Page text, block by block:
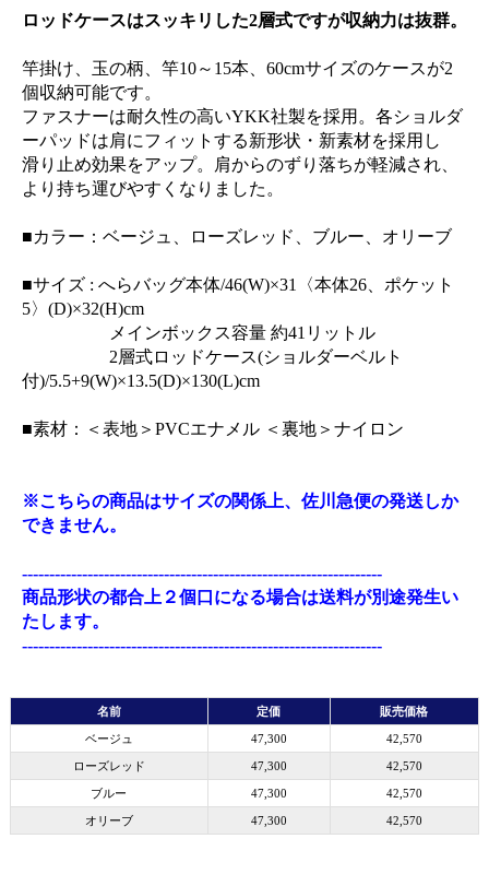
ロッドケースはスッキリした2層式ですが収納力は抜群。
竿掛け、玉の柄、竿10～15本、60cmサイズのケースが2
個収納可能です。
ファスナーは耐久性の高いYKK社製を採用。各ショルダ
ーパッドは肩にフィットする新形状・新素材を採用し
滑り止め効果をアップ。肩からのずり落ちが軽減され、
より持ち運びやすくなりました。
■カラー：ベージュ、ローズレッド、ブルー、オリーブ
■サイズ : へらバッグ本体/46(W)×31〈本体26、ポケット
5〉(D)×32(H)cm
メインボックス容量 約41リットル
2層式ロッドケース(ショルダーベルト
付)/5.5+9(W)×13.5(D)×130(L)cm
■素材：＜表地＞PVCエナメル ＜裏地＞ナイロン
※こちらの商品はサイズの関係上、佐川急便の発送しか
できません。
------------------------------------------------------------------
商品形状の都合上２個口になる場合は送料が別途発生い
たします。
------------------------------------------------------------------
名前 定価 販売価格
ベージュ 47,300 42,570
ローズレッド 47,300 42,570
ブルー 47,300 42,570
オリーブ 47,300 42,570